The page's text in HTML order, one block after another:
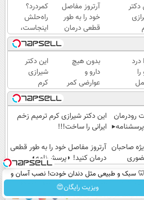
دکتر
را
آرتروز مفاصل
خود را به طور
قطعی درمان
کنید!
◗پرسش‌نامه◖
کمردرد؟
راه‌حلش
اینجاست،
نه توی
داروخونه
درد
را
بدون هیچ
دارو و
عوارضی کمر
دردت رو
درمان کن!
(پرسش‌نامه)
این دکتر
شیرازی
کرم
ترمیم
زخم
ایرانی را
رودرمان
این دکتر شیرازی کرم ترمیم زخم
ایرانی را ساخت!!!
ویژه صاحبان آرتروز مفاصل خود را به طور قطعی
درمان کنید! ◗پرسش‌نامه◖
🦷 سبک و طبیعی مثل دندان خودت! نصب آسان و
پرداخت اقساطی 💳 📍 تهران
ویزیت رایگان😍
تماس با ما
اوقات شرعی سواد زندگی